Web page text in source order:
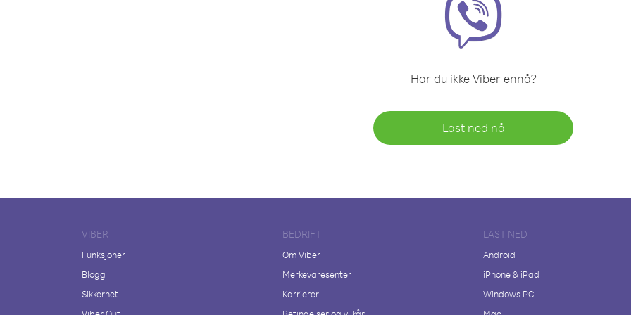
Har du ikke Viber ennå?
Last ned nå
VIBER
Funksjoner
Blogg
Sikkerhet
BEDRIFT
Om Viber
Merkevaresenter
Karrierer
LAST NED
Android
iPhone & iPad
Windows PC